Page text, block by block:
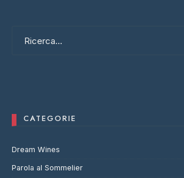
CATEGORIE
Dream Wines
Parola al Sommelier